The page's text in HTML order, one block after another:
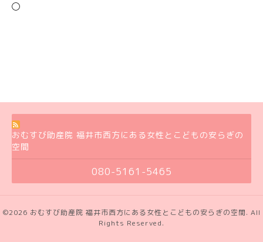
◯
おむすび助産院 福井市西方にある女性とこどもの安らぎの
空間
080-5161-5465
©2026 おむすび助産院 福井市西方にある女性とこどもの安らぎの空間. All
Rights Reserved.